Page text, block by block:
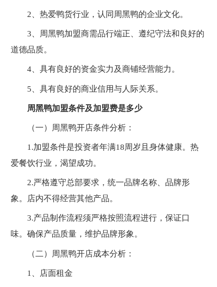
2、热爱鸭货行业，认同周黑鸭的企业文化。
3、周黑鸭加盟商需品行端正、遵纪守法和良好的
道德品质。
4、具有良好的资金实力及商铺经营能力。
5、具有良好的商业信用与人际关系。
周黑鸭加盟条件及加盟费是多少
（一）周黑鸭开店条件分析：
1.加盟条件是投资者年满18周岁且身体健康。热
爱餐饮行业，渴望成功。
2.严格遵守总部要求，统一品牌名称、品牌形
象。店内不得经营其他产品。
3.产品制作流程须严格按照流程进行，保证口
味。确保产品质量，维护品牌形象。
（二）周黑鸭开店成本分析：
1、店面租金